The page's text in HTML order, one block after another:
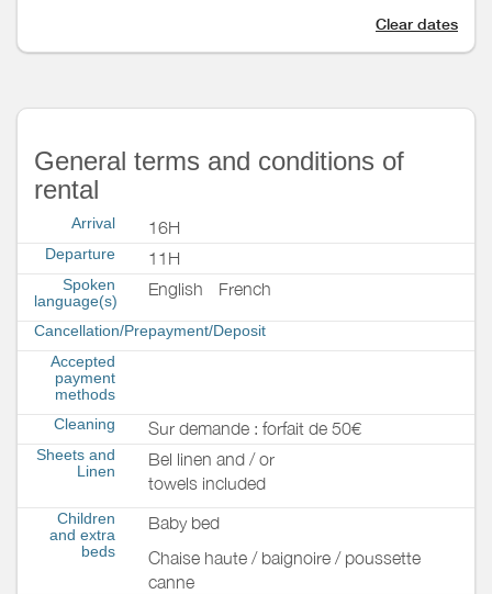
Clear dates
General terms and conditions of
rental
Arrival 16H
Departure 11H
Spoken
language(s)
English French
Cancellation/Prepayment/Deposit
Accepted
payment
methods
Cleaning
Sur demande : forfait de 50€
Sheets and
Linen
Bel linen and / or
towels included
Children
and extra
beds
Baby bed
Chaise haute / baignoire / poussette
canne